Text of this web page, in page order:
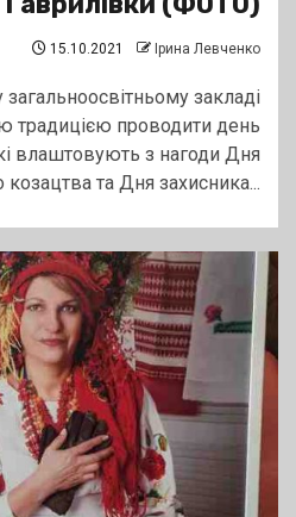
15.10.2021 Ірина Левченко
закладі
традицією проводити день
влаштовують з нагоди Дня
козацтва та Дня захисника...